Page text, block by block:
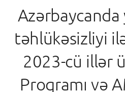
təhlükəsizliyi
2023-cü illər
Proqramı və